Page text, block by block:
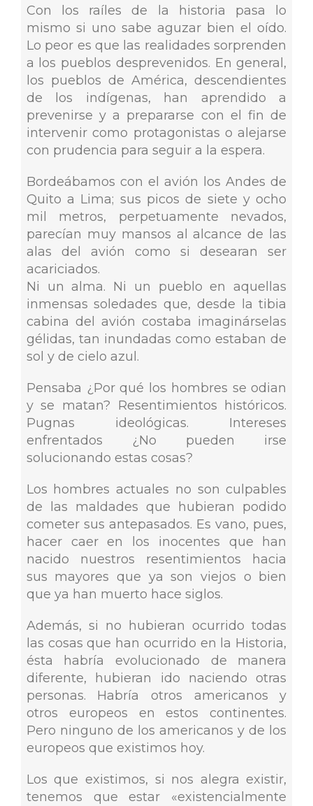
Con los raíles de la historia pasa lo
mismo si uno sabe aguzar bien el oído.
Lo peor es que las realidades sorprenden
a los pueblos desprevenidos. En general,
los pueblos de América, descendientes
de los indígenas, han aprendido a
prevenirse y a prepararse con el fin de
intervenir como protagonistas o alejarse
con prudencia para seguir a la espera.
Bordeábamos con el avión los Andes de
Quito a Lima; sus picos de siete y ocho
mil metros, perpetuamente nevados,
parecían muy mansos al alcance de las
alas del avión como si desearan ser
acariciados.
Ni un alma. Ni un pueblo en aquellas
inmensas soledades que, desde la tibia
cabina del avión costaba imaginárselas
gélidas, tan inundadas como estaban de
sol y de cielo azul.
Pensaba ¿Por qué los hombres se odian
y se matan? Resentimientos históricos.
Pugnas ideológicas. Intereses
enfrentados ¿No pueden irse
solucionando estas cosas?
Los hombres actuales no son culpables
de las maldades que hubieran podido
cometer sus antepasados. Es vano, pues,
hacer caer en los inocentes que han
nacido nuestros resentimientos hacia
sus mayores que ya son viejos o bien
que ya han muerto hace siglos.
Además, si no hubieran ocurrido todas
las cosas que han ocurrido en la Historia,
ésta habría evolucionado de manera
diferente, hubieran ido naciendo otras
personas. Habría otros americanos y
otros europeos en estos continentes.
Pero ninguno de los americanos y de los
europeos que existimos hoy.
Los que existimos, si nos alegra existir,
tenemos que estar «existencialmente